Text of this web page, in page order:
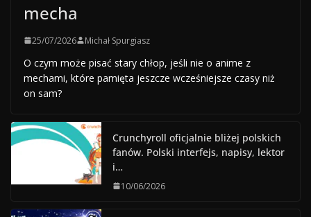
mecha
25/07/2026 Michał Spurgiasz
O czym może pisać stary chłop, jeśli nie o anime z
mechami, które pamięta jeszcze wcześniejsze czasy niż
on sam?
Crunchyroll oficjalnie bliżej polskich
fanów. Polski interfejs, napisy, lektor
i…
10/06/2026